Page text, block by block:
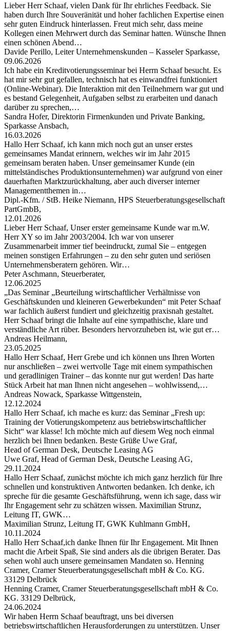
Lieber Herr Schaaf, vielen Dank für Ihr ehrliches Feedback. Sie
haben durch Ihre Souveränität und hoher fachlichen Expertise einen
sehr guten Eindruck hinterlassen. Freut mich sehr, dass meine
Kollegen einen Mehrwert durch das Seminar hatten. Wünsche Ihnen
einen schönen Abend…
Davide Perillo, Leiter Unternehmenskunden – Kasseler Sparkasse,
09.06.2026
Ich habe ein Kreditvotierungsseminar bei Herrn Schaaf besucht. Es
hat mir sehr gut gefallen, technisch hat es einwandfrei funktioniert
(Online-Webinar). Die Interaktion mit den Teilnehmern war gut und
es bestand Gelegenheit, Aufgaben selbst zu erarbeiten und danach
darüber zu sprechen,…
Sandra Hofer, Direktorin Firmenkunden und Private Banking,
Sparkasse Ansbach,
16.03.2026
Hallo Herr Schaaf, ich kann mich noch gut an unser erstes
gemeinsames Mandat erinnern, welches wir im Jahr 2015
gemeinsam beraten haben. Unser gemeinsamer Kunde (ein
mittelständisches Produktionsunternehmen) war aufgrund von einer
dauerhaften Marktzurückhaltung, aber auch diverser interner
Managementthemen in…
Dipl.-Kfm. / StB. Heike Niemann, HPS Steuerberatungsgesellschaft
PartGmbB,
12.01.2026
Lieber Herr Schaaf, Unser erster gemeinsame Kunde war m.W.
Herr XY so im Jahr 2003/2004. Ich war von unserer
Zusammenarbeit immer tief beeindruckt, zumal Sie – entgegen
meinen sonstigen Erfahrungen – zu den sehr guten und seriösen
Unternehmensberatern gehören. Wir…
Peter Aschmann, Steuerberater,
12.06.2025
„Das Seminar „Beurteilung wirtschaftlicher Verhältnisse von
Geschäftskunden und kleineren Gewerbekunden“ mit Peter Schaaf
war fachlich äußerst fundiert und gleichzeitig praxisnah gestaltet.
Herr Schaaf bringt die Inhalte auf eine sympathische, klare und
verständliche Art rüber. Besonders hervorzuheben ist, wie gut er…
Andreas Heilmann,
23.05.2025
Hallo Herr Schaaf, Herr Grebe und ich können uns Ihren Worten
nur anschließen – zwei wertvolle Tage mit einem sympathischen
und geradlinigen Trainer – das konnte nur gut werden! Das harte
Stück Arbeit hat man Ihnen nicht angesehen – wohlwissend,…
Andreas Nowack, Sparkasse Wittgenstein,
12.12.2024
Hallo Herr Schaaf, ich mache es kurz: das Seminar „Fresh up:
Training der Votierungskompetenz aus betriebswirtschaftlicher
Sicht“ war klasse! Ich möchte mich auf diesem Weg noch einmal
herzlich bei Ihnen bedanken. Beste Grüße Uwe Graf,
Head of German Desk, Deutsche Leasing AG
Uwe Graf, Head of German Desk, Deutsche Leasing AG,
29.11.2024
Hallo Herr Schaaf, zunächst möchte ich mich ganz herzlich für Ihre
schnellen und konstruktiven Antworten bedanken. Ich denke, ich
spreche für die gesamte Geschäftsführung, wenn ich sage, dass wir
Ihr Engagement sehr zu schätzen wissen. Maximilian Strunz,
Leitung IT, GWK…
Maximilian Strunz, Leitung IT, GWK Kuhlmann GmbH,
10.11.2024
Hallo Herr Schaaf,ich danke Ihnen für Ihr Engagement. Mit Ihnen
macht die Arbeit Spaß, Sie sind anders als die übrigen Berater. Das
sehen wohl auch unsere gemeinsamen Mandaten so. Henning
Cramer, Cramer Steuerberatungsgesellschaft mbH & Co. KG.
33129 Delbrück
Henning Cramer, Cramer Steuerberatungsgesellschaft mbH & Co.
KG. 33129 Delbrück,
24.06.2024
Wir haben Herrn Schaaf beauftragt, uns bei diversen
betriebswirtschaftlichen Herausforderungen zu unterstützen. Unser